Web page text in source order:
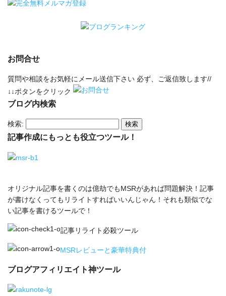
お問合せ
質問や相談をお気軽にメール送信下さい 必ず、ご返信致します//
↓↓ボタンをクリック
ブログ内検索
検索:
記事作成にもっとも役立つツール！
オリジナル記事を書くのは億劫でもMSRがあれば問題解決！記事
が書けなくってもリライトすればいいんじゃん！それも類似でな
い記事を書けるツールで！
記事リライト必殺ツール
MSRレビューと豪華特典付
ブログアフィリエイト神ツール